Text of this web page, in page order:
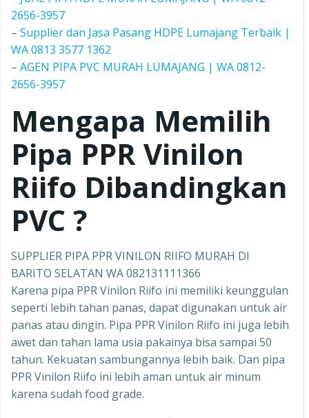
2656-3957
– Supplier dan Jasa Pasang HDPE Lumajang Terbaik |
WA 0813 3577 1362
– AGEN PIPA PVC MURAH LUMAJANG | WA 0812-
2656-3957
Mengapa Memilih
Pipa PPRVinilon
Riifo Dibandingkan
PVC ?
SUPPLIER PIPA PPR VINILON RIIFO MURAH DI
BARITO SELATAN WA 082131111366
Karena pipa PPR Vinilon Riifo ini memiliki keunggulan
seperti lebih tahan panas, dapat digunakan untuk air
panas atau dingin. Pipa PPR Vinilon Riifo ini juga lebih
awet dan tahan lama usia pakainya bisa sampai 50
tahun. Kekuatan sambungannya lebih baik. Dan pipa
PPR Vinilon Riifo ini lebih aman untuk air minum
karena sudah food grade.